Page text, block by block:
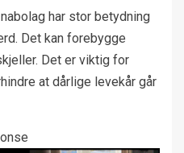
har stor betydning
Det kan forebygge
Det er viktig for
at dårlige levekår går